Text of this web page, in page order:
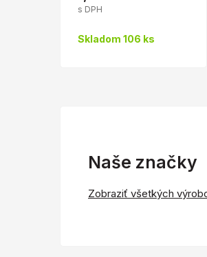
s DPH
Skladom 106 ks
Naše značky
Zobraziť všetkých